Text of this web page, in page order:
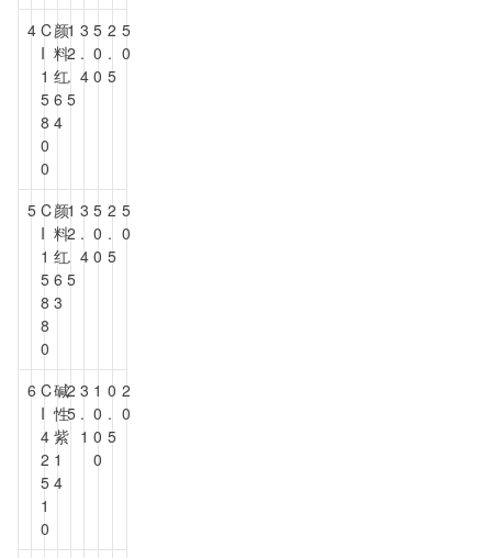
4 C
I
1
5
8
0
0
颜
料
红
6
4
1
2
.
5
3
.
4
5
0
0
2
.
5
5
0
5 C
I
1
5
8
8
0
颜
料
红
6
3
1
2
.
5
3
.
4
5
0
0
2
.
5
5
0
6 C
I
4
2
5
1
0
碱
性
紫
1
4
2
5
3
.
1
1
0
0
0
0
.
5
2
0